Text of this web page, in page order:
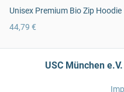
Unisex Premium Bio Zip Hoodie
44,79 €
USC München